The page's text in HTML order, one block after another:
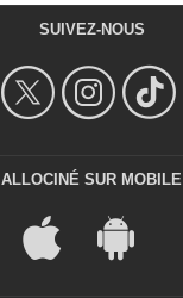
SUIVEZ-NOUS
ALLOCINÉ SUR MOBILE